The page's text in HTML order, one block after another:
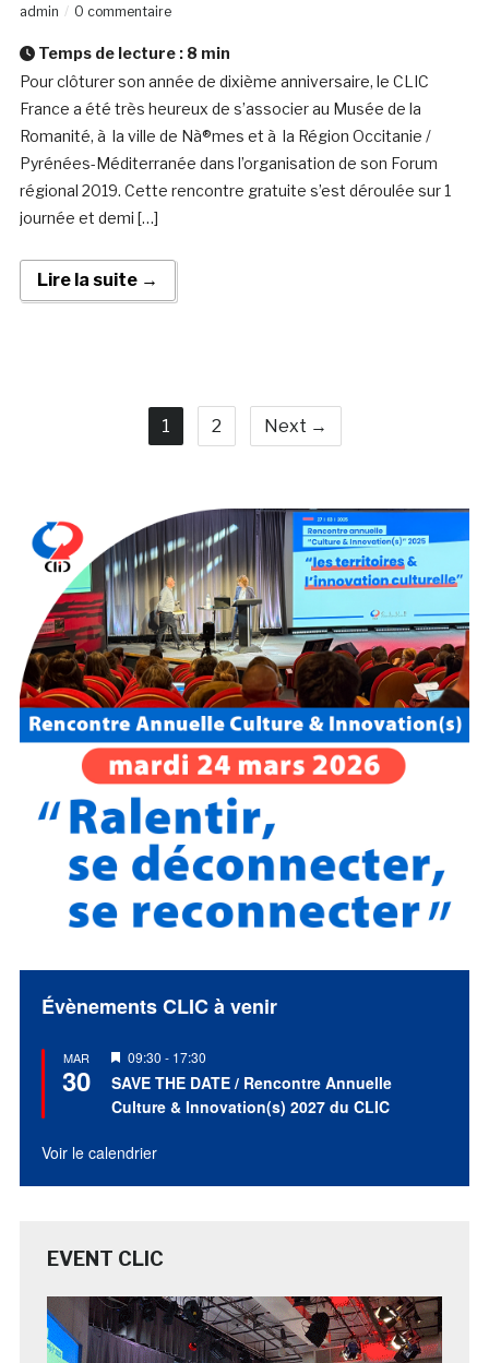
admin 0 commentaire
Temps de lecture : 8 min
Pour clôturer son année de dixième anniversaire, le CLIC
France a été très heureux de s’associer au Musée de la
Romanité, à la ville de Nà®mes et à la Région Occitanie /
Pyrénées-Méditerranée dans l’organisation de son Forum
régional 2019. Cette rencontre gratuite s’est déroulée sur 1
journée et demi […]
Lire la suite →
1 2 Next →
Évènements CLIC à venir
MAR
30
Mis
en
avant
09:30 - 17:30
SAVE THE DATE / Rencontre Annuelle
Culture & Innovation(s) 2027 du CLIC
Voir le calendrier
EVENT CLIC